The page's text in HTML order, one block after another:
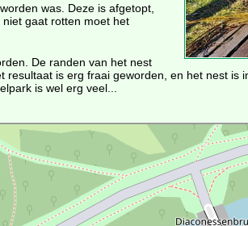
was. Deze is afgetopt,
gaat rotten moet het
De randen van het nest
is erg fraai geworden, en het nest is
is wel erg veel...